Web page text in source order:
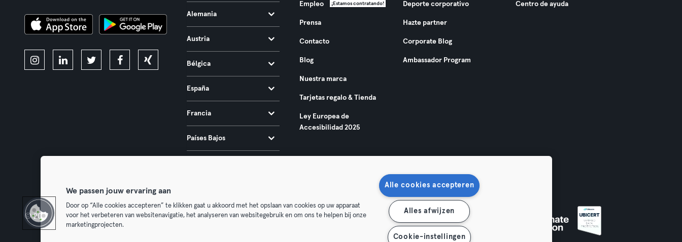
Alemania
Austria
Bélgica
España
Francia
Países Bajos
Empleo ¡Estamos contratando!
Prensa
Contacto
Blog
Nuestra marca
Tarjetas regalo & Tienda
Ley Europea de
Accesibilidad 2025
Deporte corporativo
Hazte partner
Corporate Blog
Ambassador Program
Centro de ayuda
© 2026 Urban Sports Group GmbH. All rights reserved.Términos y condiciones Privacidad Sello Rescindir contratos aquí
We passen jouw ervaring aan
Door op “Alle cookies accepteren” te klikken gaat u akkoord met het opslaan van cookies op uw apparaat
voor het verbeteren van websitenavigatie, het analyseren van websitegebruik en om ons te helpen bij onze
marketingprojecten.
Alle cookies accepteren
Alles afwijzen
Cookie-instellingen